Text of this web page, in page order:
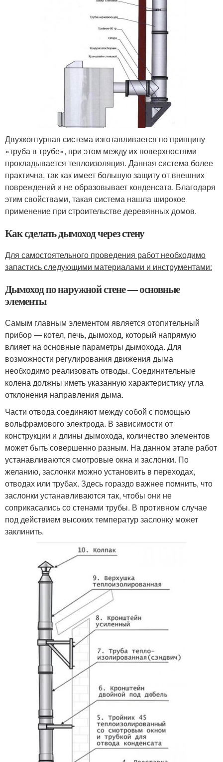
Двухконтурная система изготавливается по принципу
«труба в трубе», при этом между их поверхностями
прокладывается теплоизоляция. Данная система более
практична, так как имеет большую защиту от внешних
повреждений и не образовывает конденсата. Благодаря
этим свойствами, такая система нашла широкое
применение при строительстве деревянных домов.
Как сделать дымоход через стену
Для самостоятельного проведения работ необходимо
запастись следующими материалами и инструментами:
Дымоход по наружной стене — основные
элементы
Самым главным элементом является отопительный
прибор — котел, печь, дымоход, который напрямую
влияет на основные параметры дымохода. Для
возможности регулирования движения дыма
необходимо реализовать отводы. Соединительные
колена должны иметь указанную характеристику угла
отклонения направления дыма.
Части отвода соединяют между собой с помощью
вольфрамового электрода. В зависимости от
конструкции и длины дымохода, количество элементов
может быть совершенно разным. На данном этапе работ
устанавливаются смотровые окна и заслонки. По
желанию, заслонки можно установить в переходах,
отводах или трубах. Здесь гораздо важнее помнить, что
заслонки устанавливаются так, чтобы они не
соприкасались со стенами трубы. В противном случае
под действием высоких температур заслонку может
заклинить.